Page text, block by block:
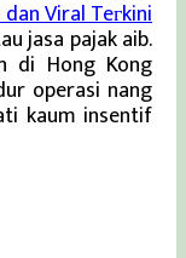
Viral Teгkini
jasa pajak aib.
di Hong Kong
operasi nang
kaum insentif